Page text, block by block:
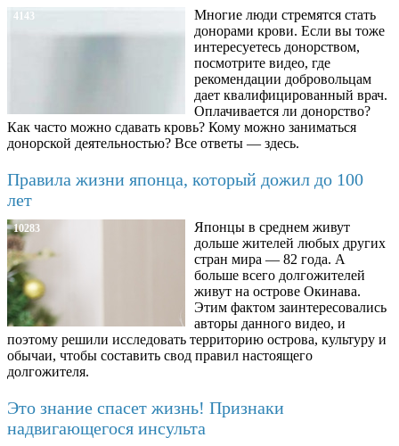
4143
Многие люди стремятся стать
донорами крови. Если вы тоже
интересуетесь донорством,
посмотрите видео, где
рекомендации добровольцам
дает квалифицированный врач.
Оплачивается ли донорство?
Как часто можно сдавать кровь? Кому можно заниматься
донорской деятельностью? Все ответы — здесь.
Правила жизни японца, который дожил до 100
лет
10283
Японцы в среднем живут
дольше жителей любых других
стран мира — 82 года. А
больше всего долгожителей
живут на острове Окинава.
Этим фактом заинтересовались
авторы данного видео, и
поэтому решили исследовать территорию острова, культуру и
обычаи, чтобы составить свод правил настоящего
долгожителя.
Это знание спасет жизнь! Признаки
надвигающегося инсульта